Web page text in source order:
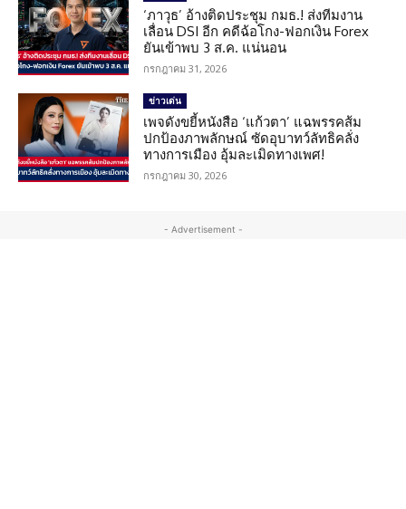
‘ภาวุธ’ อ้างติดประชุม กมธ.! ส่งทีมงาน
เลื่อน DSI อีก คดีฉ้อโกง-ฟอกเงิน Forex
ยันเข้าพบ 3 ส.ค. แน่นอน
กรกฎาคม 31, 2026
ข่าวเด่น
เพจดังขยี้หนังสือ ‘แก้วตา’ แฉพรรคส้ม
ปกป้องภาพลักษณ์ ซัดอุบาทว์ลัทธิคลั่ง
ทางการเมือง อุ้มละเมิดทางเพศ!
กรกฎาคม 30, 2026
- Advertisement -